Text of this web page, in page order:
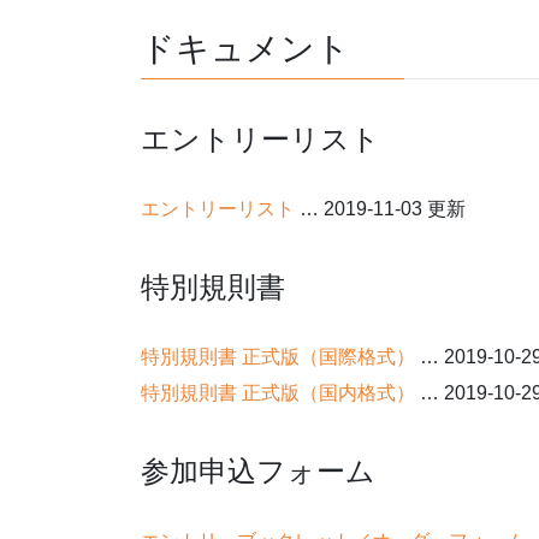
ドキュメント
エントリーリスト
エントリーリスト … 2019-11-03 更新
特別規則書
特別規則書 正式版（国際格式）
… 2019-10-
特別規則書 正式版（国内格式）
… 2019-10-
参加申込フォーム